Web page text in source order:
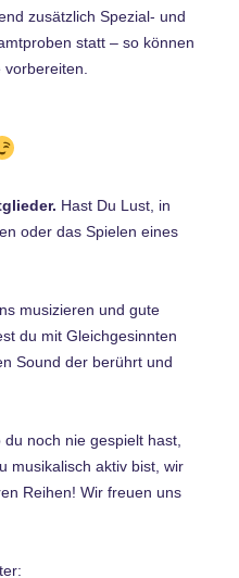
zusätzlich Spezial- und
statt – so können
Hast Du Lust, in
oder das Spielen eines
musizieren und gute
du mit Gleichgesinnten
Sound der berührt und
noch nie gespielt hast,
musikalisch aktiv bist, wir
Reihen! Wir freuen uns